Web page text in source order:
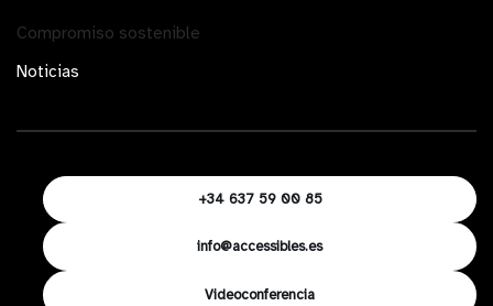
Compromiso sostenible
Noticias
+34 637 59 00 85
info@accessibles.es
Videoconferencia